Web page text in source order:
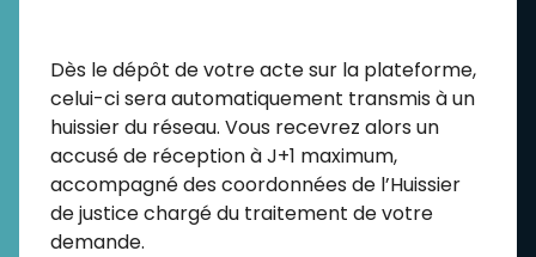
Dès le dépôt de votre acte sur la plateforme,
celui-ci sera automatiquement transmis à un
huissier du réseau. Vous recevrez alors un
accusé de réception à J+1 maximum,
accompagné des coordonnées de l’Huissier
de justice chargé du traitement de votre
demande.